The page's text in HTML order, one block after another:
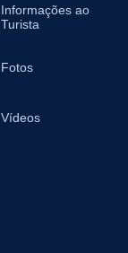
Informações ao
Turista
Fotos
Vídeos